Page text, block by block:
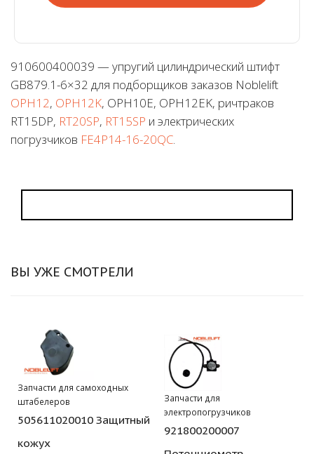
910600400039 — упругий цилиндрический штифт
GB879.1-6×32 для подборщиков заказов Noblelift
OPH12, OPH12K, OPH10E, OPH12EK, ричтраков
RT15DP, RT20SP, RT15SP и электрических
погрузчиков FE4P14-16-20QC.
ВЫ УЖЕ СМОТРЕЛИ
Запчасти для самоходных
штабелеров
505611020010 Защитный
кожух
Запчасти для
электропогрузчиков
921800200007